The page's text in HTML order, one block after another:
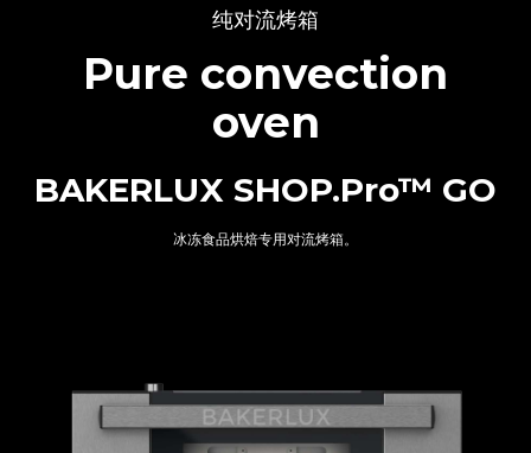
纯对流烤箱
Pure convection
oven
BAKERLUX SHOP.Pro™ GO
冰冻食品烘焙专用对流烤箱。